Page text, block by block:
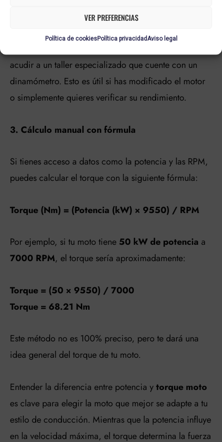
VER PREFERENCIAS
Política de cookiesPolítica privacidadAviso legal
generada y muestra los valores en tiempo real.
acudir a un taller especializado que cuente con un
dinamómetro. Esto es útil si has modificado el motor
o simplemente quieres verificar su rendimiento.
3. Cálculo manual con fórmula
Si tienes acceso a datos como la potencia y las RPM,
puedes calcular el torque con la siguiente fórmula:
Torque (Nm) = (Potencia (kW) × 9550) / RPM
Por ejemplo, si tu moto tiene 50 kW de potencia a
7000 RPM, el torque sería aproximadamente:
Torque = (50 × 9550) / 7000
Torque = 68.21 Nm
Este método no es 100% preciso, pero te dará una
idea general del torque de tu moto.
Entender la diferencia entre potencia ytorque moto
es clave para elegir la moto que mejor se adapte a tu
estilo de conducción. Mientras que la potencia influye
en la velocidad máxima, el torque determina la fuerza